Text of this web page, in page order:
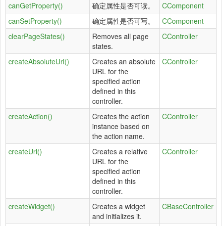
canGetProperty() 确定属性是否可读。
CComponent
canSetProperty()
确定属性是否可写。
CComponent
clearPageStates()
Removes all page
states.
CController
createAbsoluteUrl()
Creates an absolute
URL for the
specified action
defined in this
controller.
CController
createAction()
Creates the action
instance based on
the action name.
CController
createUrl()
Creates a relative
URL for the
specified action
defined in this
controller.
CController
createWidget()
Creates a widget
and initializes it.
CBaseController